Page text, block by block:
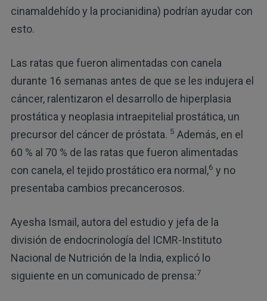
cinamaldehído y la procianidina) podrían ayudar con
esto.
Las ratas que fueron alimentadas con canela
durante 16 semanas antes de que se les indujera el
cáncer, ralentizaron el desarrollo de hiperplasia
prostática y neoplasia intraepitelial prostática, un
precursor del cáncer de próstata. 5 Además, en el
60 % al 70 % de las ratas que fueron alimentadas
con canela, el tejido prostático era normal,6 y no
presentaba cambios precancerosos.
Ayesha Ismail, autora del estudio y jefa de la
división de endocrinología del ICMR-Instituto
Nacional de Nutrición de la India, explicó lo
siguiente en un comunicado de prensa:7